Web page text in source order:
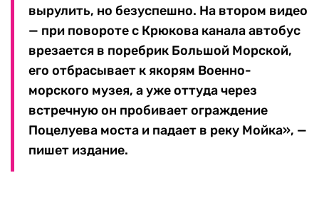
вырулить, но безуспешно. На втором видео
— при повороте с Крюкова канала автобус
врезается в поребрик Большой Морской,
его отбрасывает к якорям Военно-
морского музея, а уже оттуда через
встречную он пробивает ограждение
Поцелуева моста и падает в реку Мойка», —
пишет издание.